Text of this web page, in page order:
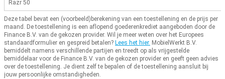
Razr 50
Deze tabel bevat een (voorbeeld)berekening van een toestellening en de prijs per
maand. De toestellening is een aflopend goederenkrediet aangeboden door de
Finance B.V. van de gekozen provider. Wil je meer weten over het Europees
standaardformulier en gespreid betalen? Lees het hier. MobielWerkt B.V.
bemiddelt namens verschillende partijen en treedt op als vrijgestelde
bemiddelaar voor de Finance B.V. van de gekozen provider en geeft geen advies
over de toestellening. Je dient zelf te bepalen of de toestellening aansluit bij
jouw persoonlijke omstandigheden.